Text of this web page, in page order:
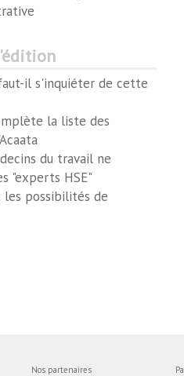
il s'inquiéter de cette
la liste des
du travail ne
"experts HSE"
les possibilités de
Nos partenaires